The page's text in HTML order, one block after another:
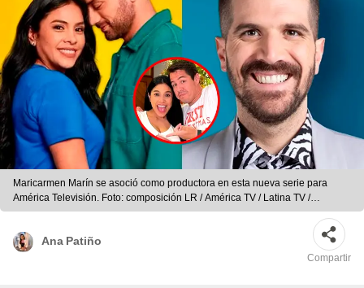
Maricarmen Marín se asoció como productora en esta nueva serie para
América Televisión. Foto: composición LR / América TV / Latina TV /
Instagram de Maricarmen Marín
Ana Patiño
Compartir